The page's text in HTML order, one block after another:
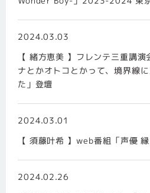
2024.03.03
【 緒方恵美 】フレンテ三重講
ナとかオトコとかって、境界線
た」登壇
2024.03.01
【 須藤叶希 】web番組「声優
2024.02.26